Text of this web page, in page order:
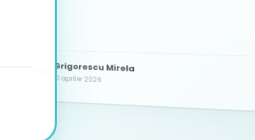
Grigorescu Mirela
10 aprilie 2026